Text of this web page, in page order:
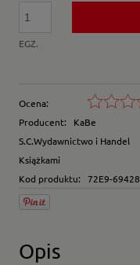
EGZ.
Ocena:
Producent:
KaBe
S.C.Wydawnictwo i Handel
Książkami
Kod produktu:
72E9-69428
Opis